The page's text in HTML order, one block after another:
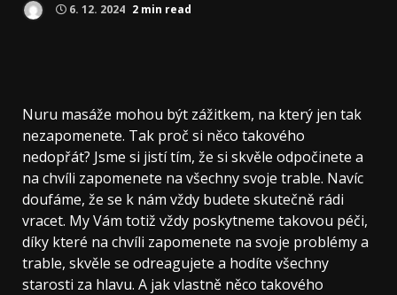
6. 12. 2024 2 min read
Nuru masáže mohou být zážitkem, na který jen tak
nezapomenete. Tak proč si něco takového
nedopřát? Jsme si jistí tím, že si skvěle odpočinete a
na chvíli zapomenete na všechny svoje trable. Navíc
doufáme, že se k nám vždy budete skutečně rádi
vracet. My Vám totiž vždy poskytneme takovou péči,
díky které na chvíli zapomenete na svoje problémy a
trable, skvěle se odreagujete a hodíte všechny
starosti za hlavu. A jak vlastně něco takového